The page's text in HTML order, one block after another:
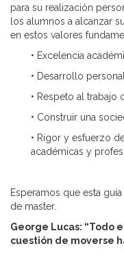
para su realización
los alumnos a alcanzar
en estos valores
• Excelencia
• Desarrollo personal.
• Respeto al trabajo
• Construir una
• Rigor y esfuerzo
académicas y
Esperamos que esta
de master.
George Lucas: “Todo
cuestión de moverse